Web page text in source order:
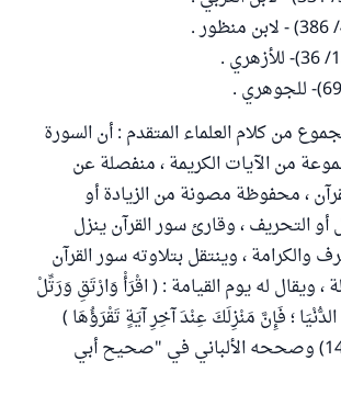
من كلام العلماء المتقدم : أن السورة
من الآيات الكريمة ، منفصلة عن
، محفوظة مصونة من الزيادة أو
أو التحريف ، وقارئ سور القرآن ينزل
والكرامة ، وينتقل بتلاوته سور القرآن
، ويقال له يوم القيامة : ( اقْرَأْ وَارْتَقِ وَرَتِّلْ
؛ فَإِنَّ مَنْزِلَكَ عِنْدَ آخِرِ آيَةٍ تَقْرَؤُهَا )
رواه أبو داود (1464) وصححه الألباني في "صحيح أبي